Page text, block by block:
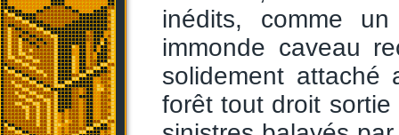
inédits, comme
immonde caveau
solidement attaché
forêt tout droit